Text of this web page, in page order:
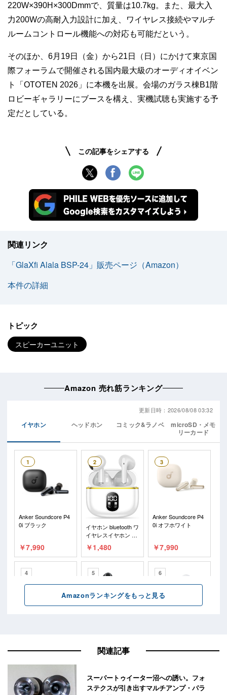
220W×390H×300Dmmで、質量は10.7kg。また、最大入
力200Wの高耐入力設計に加え、ワイヤレス接続やマルチ
ルームコントロール機能への対応も可能だという。
そのほか、6月19日（金）から21日（日）にかけて東京国
際フォーラムで開催される国内最大級のオーディオイベン
ト「OTOTEN 2026」に本機を出展。会場のガラス棟B1階
ロビーギャラリーにブースを構え、実機試聴も実施する予
定だとしている。
この記事をシェアする
関連リンク
「GlaXfi Alala BSP-24」販売ページ（Amazon）
本件の詳細
トピック
スピーカーユニット
関連記事
スーパートゥイーター沼への誘い。フォ
ステクスが引き出すマルチアンプ・パラ